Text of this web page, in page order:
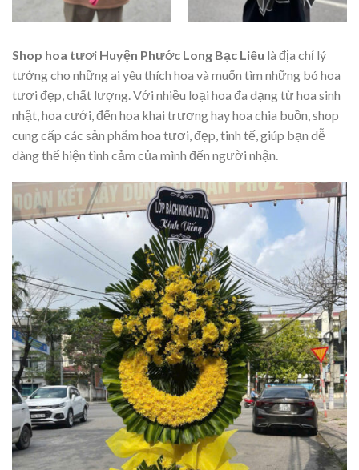
Shop hoa tươi Huyện Phước Long Bạc Liêu là địa chỉ lý
tưởng cho những ai yêu thích hoa và muốn tìm những bó hoa
tươi đẹp, chất lượng. Với nhiều loại hoa đa dạng từ hoa sinh
nhật, hoa cưới, đến hoa khai trương hay hoa chia buồn, shop
cung cấp các sản phẩm hoa tươi, đẹp, tinh tế, giúp bạn dễ
dàng thể hiện tình cảm của mình đến người nhận.